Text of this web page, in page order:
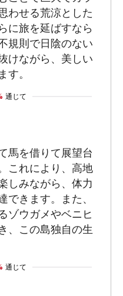
わせる荒涼とした
に旅を延ばすなら
規則で日陰のない
けながら、美しい
す。
通じて
馬を借りて展望台
これにより、高地
しみながら、体力
できます。また、
ゾウガメやベニヒ
、この島独自の生
通じて